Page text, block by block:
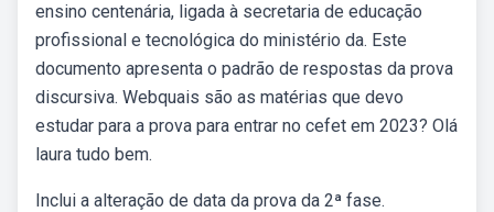
ensino centenária, ligada à secretaria de educação
profissional e tecnológica do ministério da. Este
documento apresenta o padrão de respostas da prova
discursiva. Webquais são as matérias que devo
estudar para a prova para entrar no cefet em 2023? Olá
laura tudo bem.
Inclui a alteração de data da prova da 2ª fase.